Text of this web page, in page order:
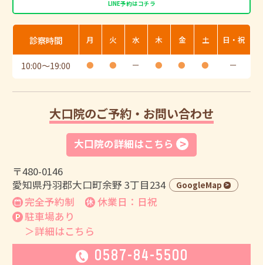
LINE予約はコチラ
診察時間 月 火 水 木 金 土 日・祝
10:00〜19:00 ● ● ー ● ● ● ー
大口院のご予約・お問い合わせ
大口院の詳細はこちら
〒480-0146
愛知県丹羽郡大口町余野 3丁目234
GoogleMap
完全予約制
休業日：日祝
駐車場あり
＞詳細はこちら
0587-84-5500